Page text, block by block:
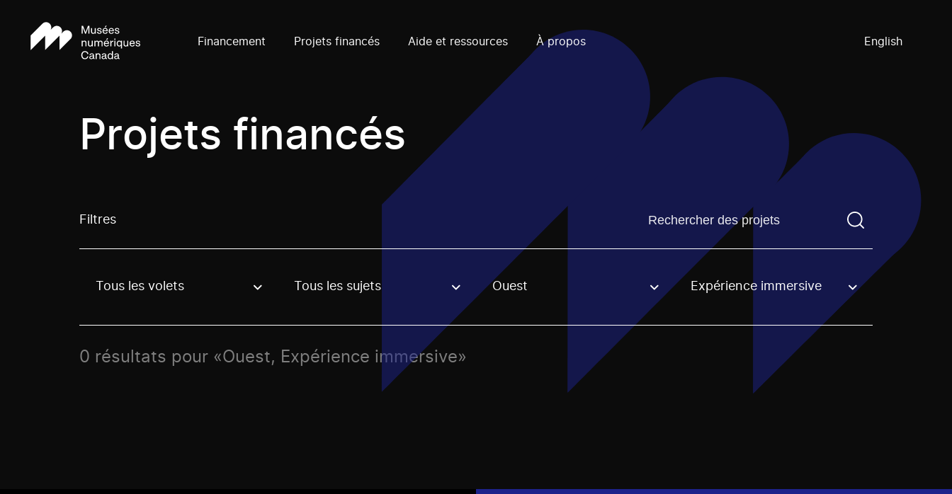
Financement Projets financés Aide et ressources À propos English
Projets financés
Filtres Trouvez un projetVous devez saisir un terme de
Use these options to filter projects by topic, stream or regon. The filter will be applied when selecting an option.
Tous les volets Tous les sujets Ouest Expérience immersive
0 résultats pour «Ouest, Expérience immersive»